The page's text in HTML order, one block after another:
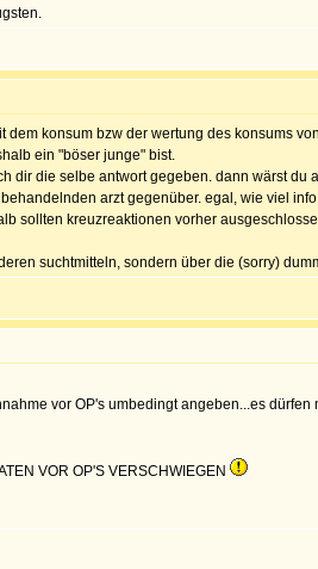
konsum bzw der wertung des konsums
ein "böser junge" bist.
dir die selbe antwort gegeben. dann wärst
arzt gegenüber. egal, wie viel
sollten kreuzreaktionen vorher
suchtmitteln, sondern über die (sorry)
vor OP's umbedingt angeben...es
VOR OP'S VERSCHWIEGEN